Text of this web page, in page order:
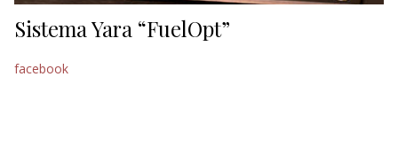
CULTURA
NAUTICA
Sistema Yara “FuelOpt”
facebook